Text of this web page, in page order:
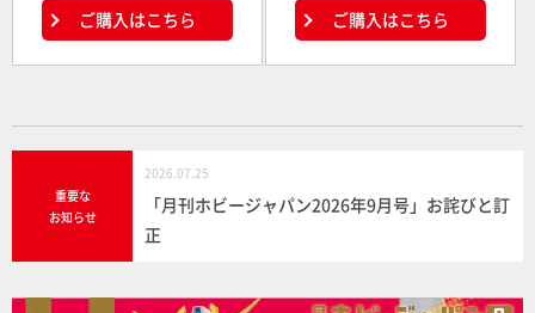
ご購入はこちら ご購入はこちら
重要な
お知らせ
2026.07.25
「月刊ホビージャパン2026年9月号」お詫びと訂
正